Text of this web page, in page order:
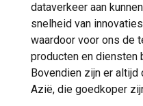
dataverkeer aan
snelheid van
waardoor voor ons de
producten en diensten
Bovendien zijn er altijd
Azië, die goedkoper